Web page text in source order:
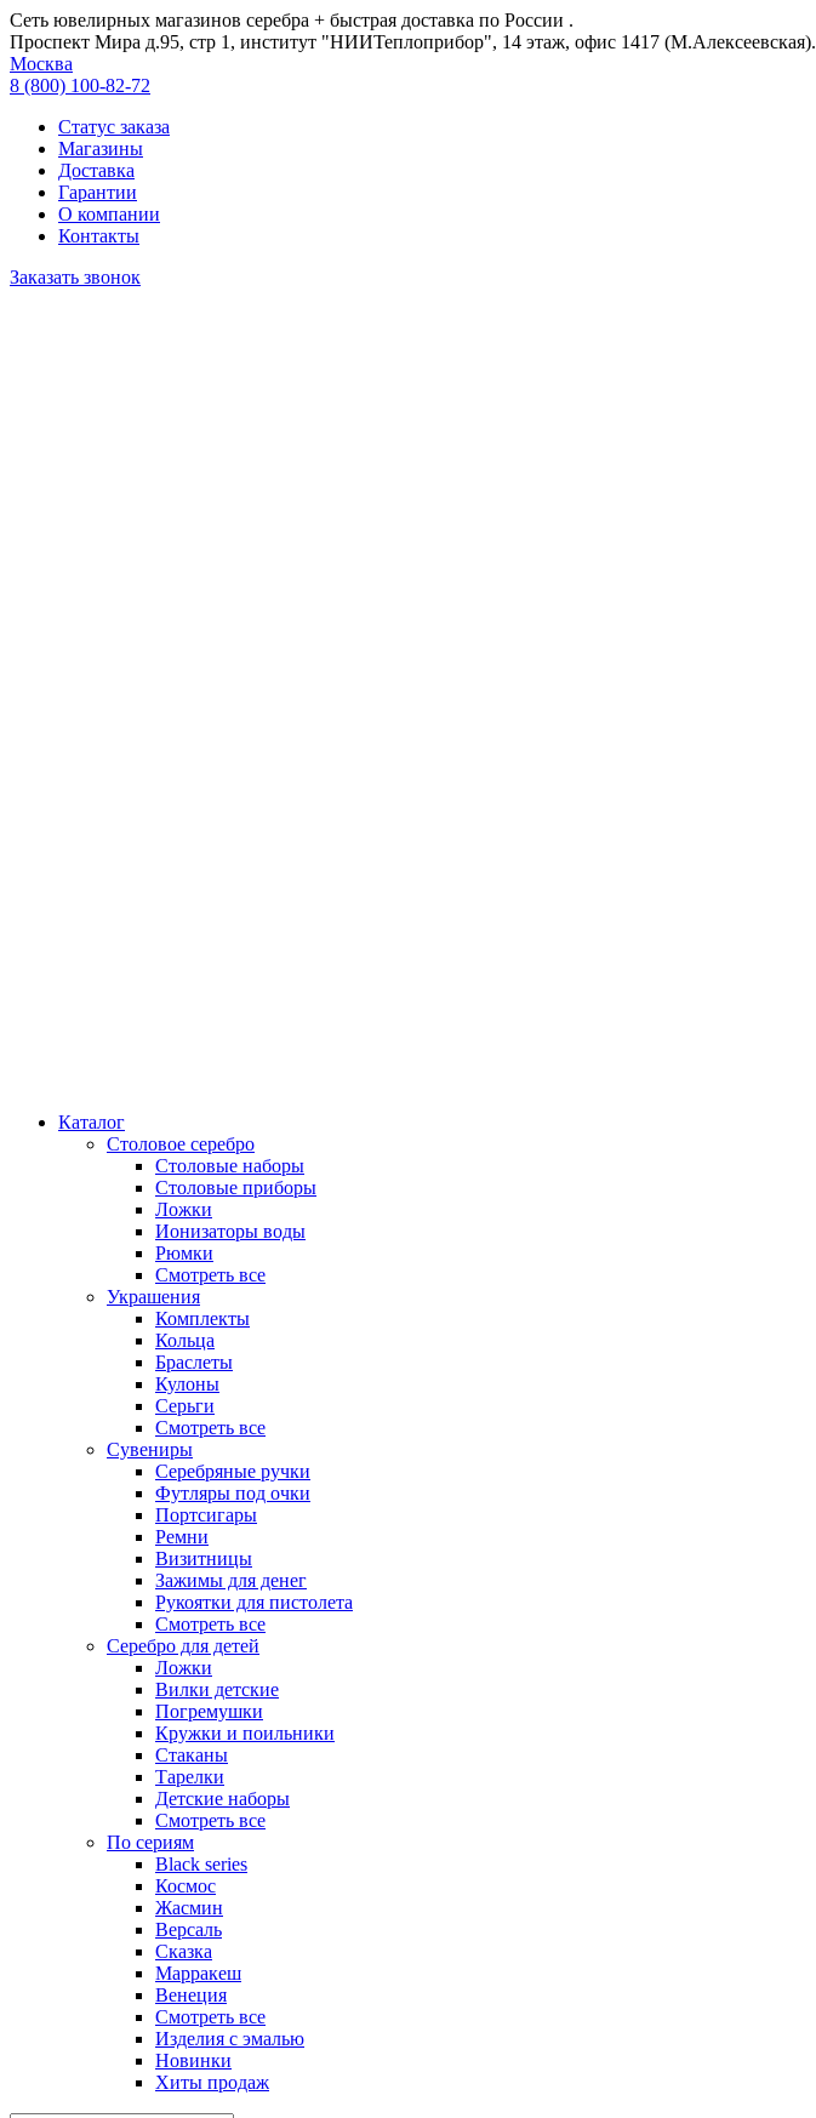
Сеть ювелирных магазинов серебра + быстрая доставка по России .
Проспект Мира д.95, стр 1, институт "НИИТеплоприбор", 14 этаж, офис 1417 (М.Алексеевская).
Москва
8 (800) 100-82-72
Статус заказа
Магазины
Доставка
Гарантии
О компании
Контакты
Заказать звонок
Каталог
Столовое серебро
Столовые наборы
Столовые приборы
Ложки
Ионизаторы воды
Рюмки
Смотреть все
Украшения
Комплекты
Кольца
Браслеты
Кулоны
Серьги
Смотреть все
Сувениры
Серебряные ручки
Футляры под очки
Портсигары
Ремни
Визитницы
Зажимы для денег
Рукоятки для пистолета
Смотреть все
Серебро для детей
Ложки
Вилки детские
Погремушки
Кружки и поильники
Стаканы
Тарелки
Детские наборы
Смотреть все
По сериям
Black series
Космос
Жасмин
Версаль
Сказка
Марракеш
Венеция
Смотреть все
Изделия с эмалью
Новинки
Хиты продаж